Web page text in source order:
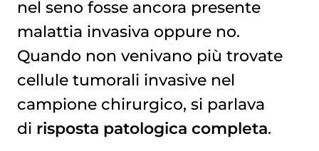
nel seno fosse ancora presente
malattia invasiva oppure no.
Quando non venivano più trovate
cellule tumorali invasive nel
campione chirurgico, si parlava
di risposta patologica completa.